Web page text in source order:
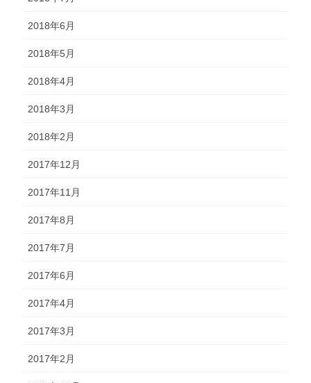
2018年6月
2018年5月
2018年4月
2018年3月
2018年2月
2017年12月
2017年11月
2017年8月
2017年7月
2017年6月
2017年4月
2017年3月
2017年2月